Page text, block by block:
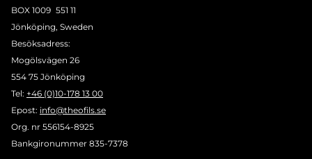
BOX 1009 551 11
Jönköping, Sweden
Besöksadress:
Mogölsvägen 26
554 75 Jönköping
Tel: +46 (0)10-178 13 00
Epost: info@theofils.se
Org. nr 556154-8925
Bankgironummer 835-7378